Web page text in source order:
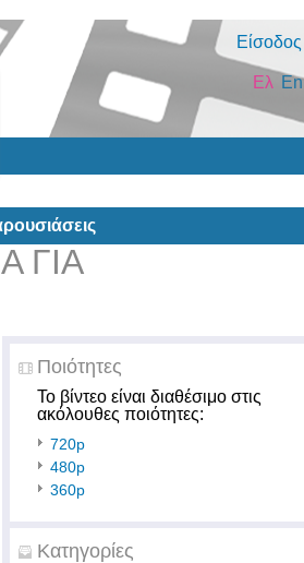
Είσοδος
En
Ελ
ΓΙΑ
Ποιότητες
Το βίντεο είναι διαθέσιμο στις
ακόλουθες ποιότητες:
720p
480p
360p
Κατηγορίες